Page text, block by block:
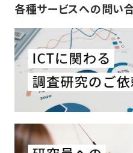
各種サービスへの問い